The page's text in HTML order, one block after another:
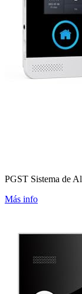
PGST Sistema de
Más info